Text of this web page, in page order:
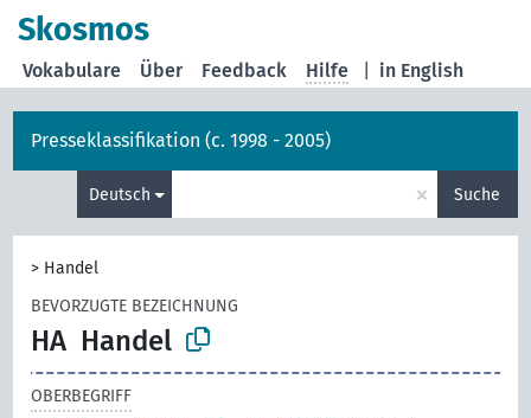
Skosmos
in English
Vokabulare Über Feedback Hilfe
Presseklassifikation (c. 1998 - 2005)
Deutsch × Suche
> Handel
BEVORZUGTE BEZEICHNUNG
HA Handel
OBERBEGRIFF